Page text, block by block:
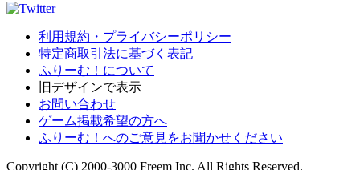
利用規約・プライバシーポリシー
特定商取引法に基づく表記
ふりーむ！について
旧デザインで表示
お問い合わせ
ゲーム掲載希望の方へ
ふりーむ！へのご意見をお聞かせください
Copyright (C) 2000-3000 Freem Inc. All Rights Reserved.